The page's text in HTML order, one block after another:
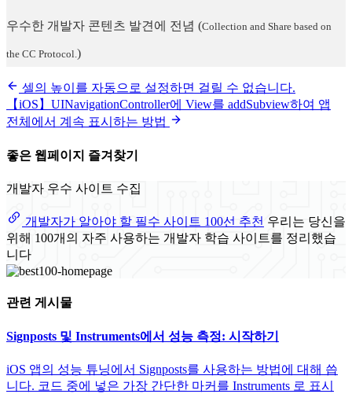
우수한 개발자 콘텐츠 발견에 전념 (Collection and Share based on
the CC Protocol.)
셀의 높이를 자동으로 설정하면 걸릴 수 없습니다.
【iOS】UINavigationController에 View를 addSubview하여 앱
전체에서 계속 표시하는 방법
좋은 웹페이지 즐겨찾기
개발자 우수 사이트 수집
개발자가 알아야 할 필수 사이트 100선 추천 우리는 당신을
위해 100개의 자주 사용하는 개발자 학습 사이트를 정리했습
니다
관련 게시물
Signposts 및 Instruments에서 성능 측정: 시작하기
iOS 앱의 성능 튜닝에서 Signposts를 사용하는 방법에 대해 씁
니다. 코드 중에 넣은 가장 간단한 마커를 Instruments 로 표시